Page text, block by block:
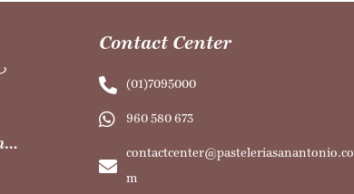
Contact Center
(01)7095000
960 580 673
contactcenter@pasteleriasanantonio.co
m